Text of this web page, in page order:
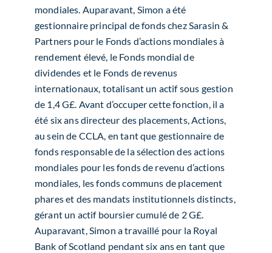
mondiales. Auparavant, Simon a été
gestionnaire principal de fonds chez Sarasin &
Partners pour le Fonds d’actions mondiales à
rendement élevé, le Fonds mondial de
dividendes et le Fonds de revenus
internationaux, totalisant un actif sous gestion
de 1,4 G£. Avant d’occuper cette fonction, il a
été six ans directeur des placements, Actions,
au sein de CCLA, en tant que gestionnaire de
fonds responsable de la sélection des actions
mondiales pour les fonds de revenu d’actions
mondiales, les fonds communs de placement
phares et des mandats institutionnels distincts,
gérant un actif boursier cumulé de 2 G£.
Auparavant, Simon a travaillé pour la Royal
Bank of Scotland pendant six ans en tant que